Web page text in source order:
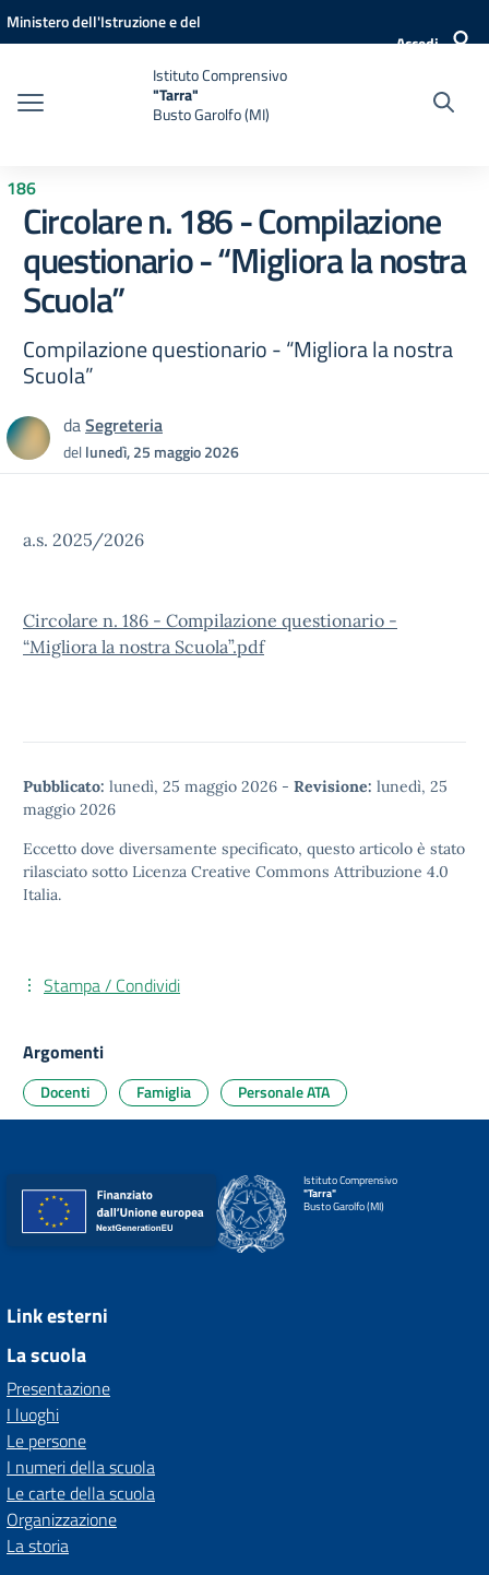
Vai ai contenuti
Vai al menu di navigazione
Vai al footer
Ministero dell'Istruzione e del
Accedi
Istituto Comprensivo
"Tarra"
Busto Garolfo (MI)
186
Circolare n. 186 - Compilazione
questionario - “Migliora la nostra
Scuola”
Compilazione questionario - “Migliora la nostra
Scuola”
daSegreteria
dellunedì, 25 maggio 2026
a.s. 2025/2026
Circolare n. 186 - Compilazione questionario -
“Migliora la nostra Scuola”.pdf
Pubblicato: lunedì, 25 maggio 2026 - Revisione: lunedì, 25
maggio 2026
Eccetto dove diversamente specificato, questo articolo è stato
rilasciato sotto Licenza Creative Commons Attribuzione 4.0
Italia.
Stampa / Condividi
Argomenti
Docenti Famiglia Personale ATA
Istituto Comprensivo
"Tarra"
Busto Garolfo (MI)
Link esterni
La scuola
Presentazione
I luoghi
Le persone
I numeri della scuola
Le carte della scuola
Organizzazione
La storia